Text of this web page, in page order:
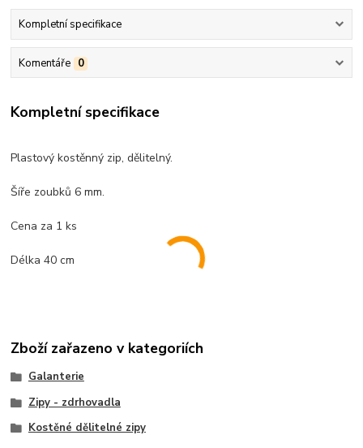
Kompletní specifikace
Komentáře 0
Kompletní specifikace
Plastový kostěnný zip, dělitelný.
Šíře zoubků 6 mm.
Cena za 1 ks
Délka 40 cm
Zboží zařazeno v kategoriích
Galanterie
Zipy - zdrhovadla
Kostěné dělitelné zipy